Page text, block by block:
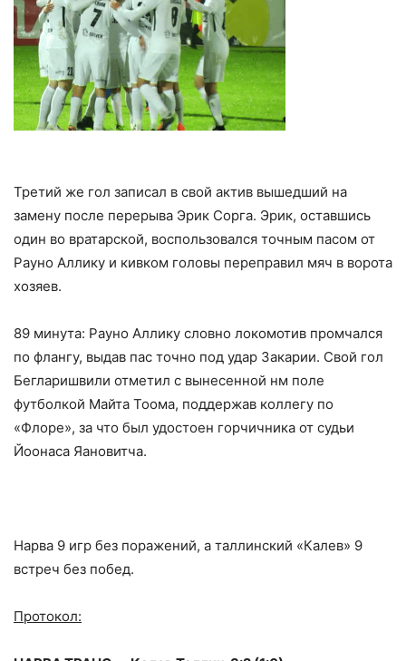
Третий же гол записал в свой актив вышедший на
замену после перерыва Эрик Сорга. Эрик, оставшись
один во вратарской, воспользовался точным пасом от
Рауно Аллику и кивком головы переправил мяч в ворота
хозяев.
89 минута: Рауно Аллику словно локомотив промчался
по флангу, выдав пас точно под удар Закарии. Свой гол
Бегларишвили отметил с вынесенной нм поле
футболкой Майта Тоома, поддержав коллегу по
«Флоре», за что был удостоен горчичника от судьи
Йоонаса Яановитча.
Нарва 9 игр без поражений, а таллинский «Калев» 9
встреч без побед.
Протокол: